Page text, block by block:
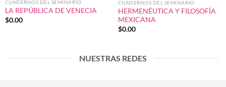
CUADERNOS DEL SEMINARIO
LA REPÚBLICA DE VENECIA
$0.00
CUADERNOS DEL SEMINARIO
HERMENÉUTICA Y FILOSOFÍA
MEXICANA
$0.00
NUESTRAS REDES